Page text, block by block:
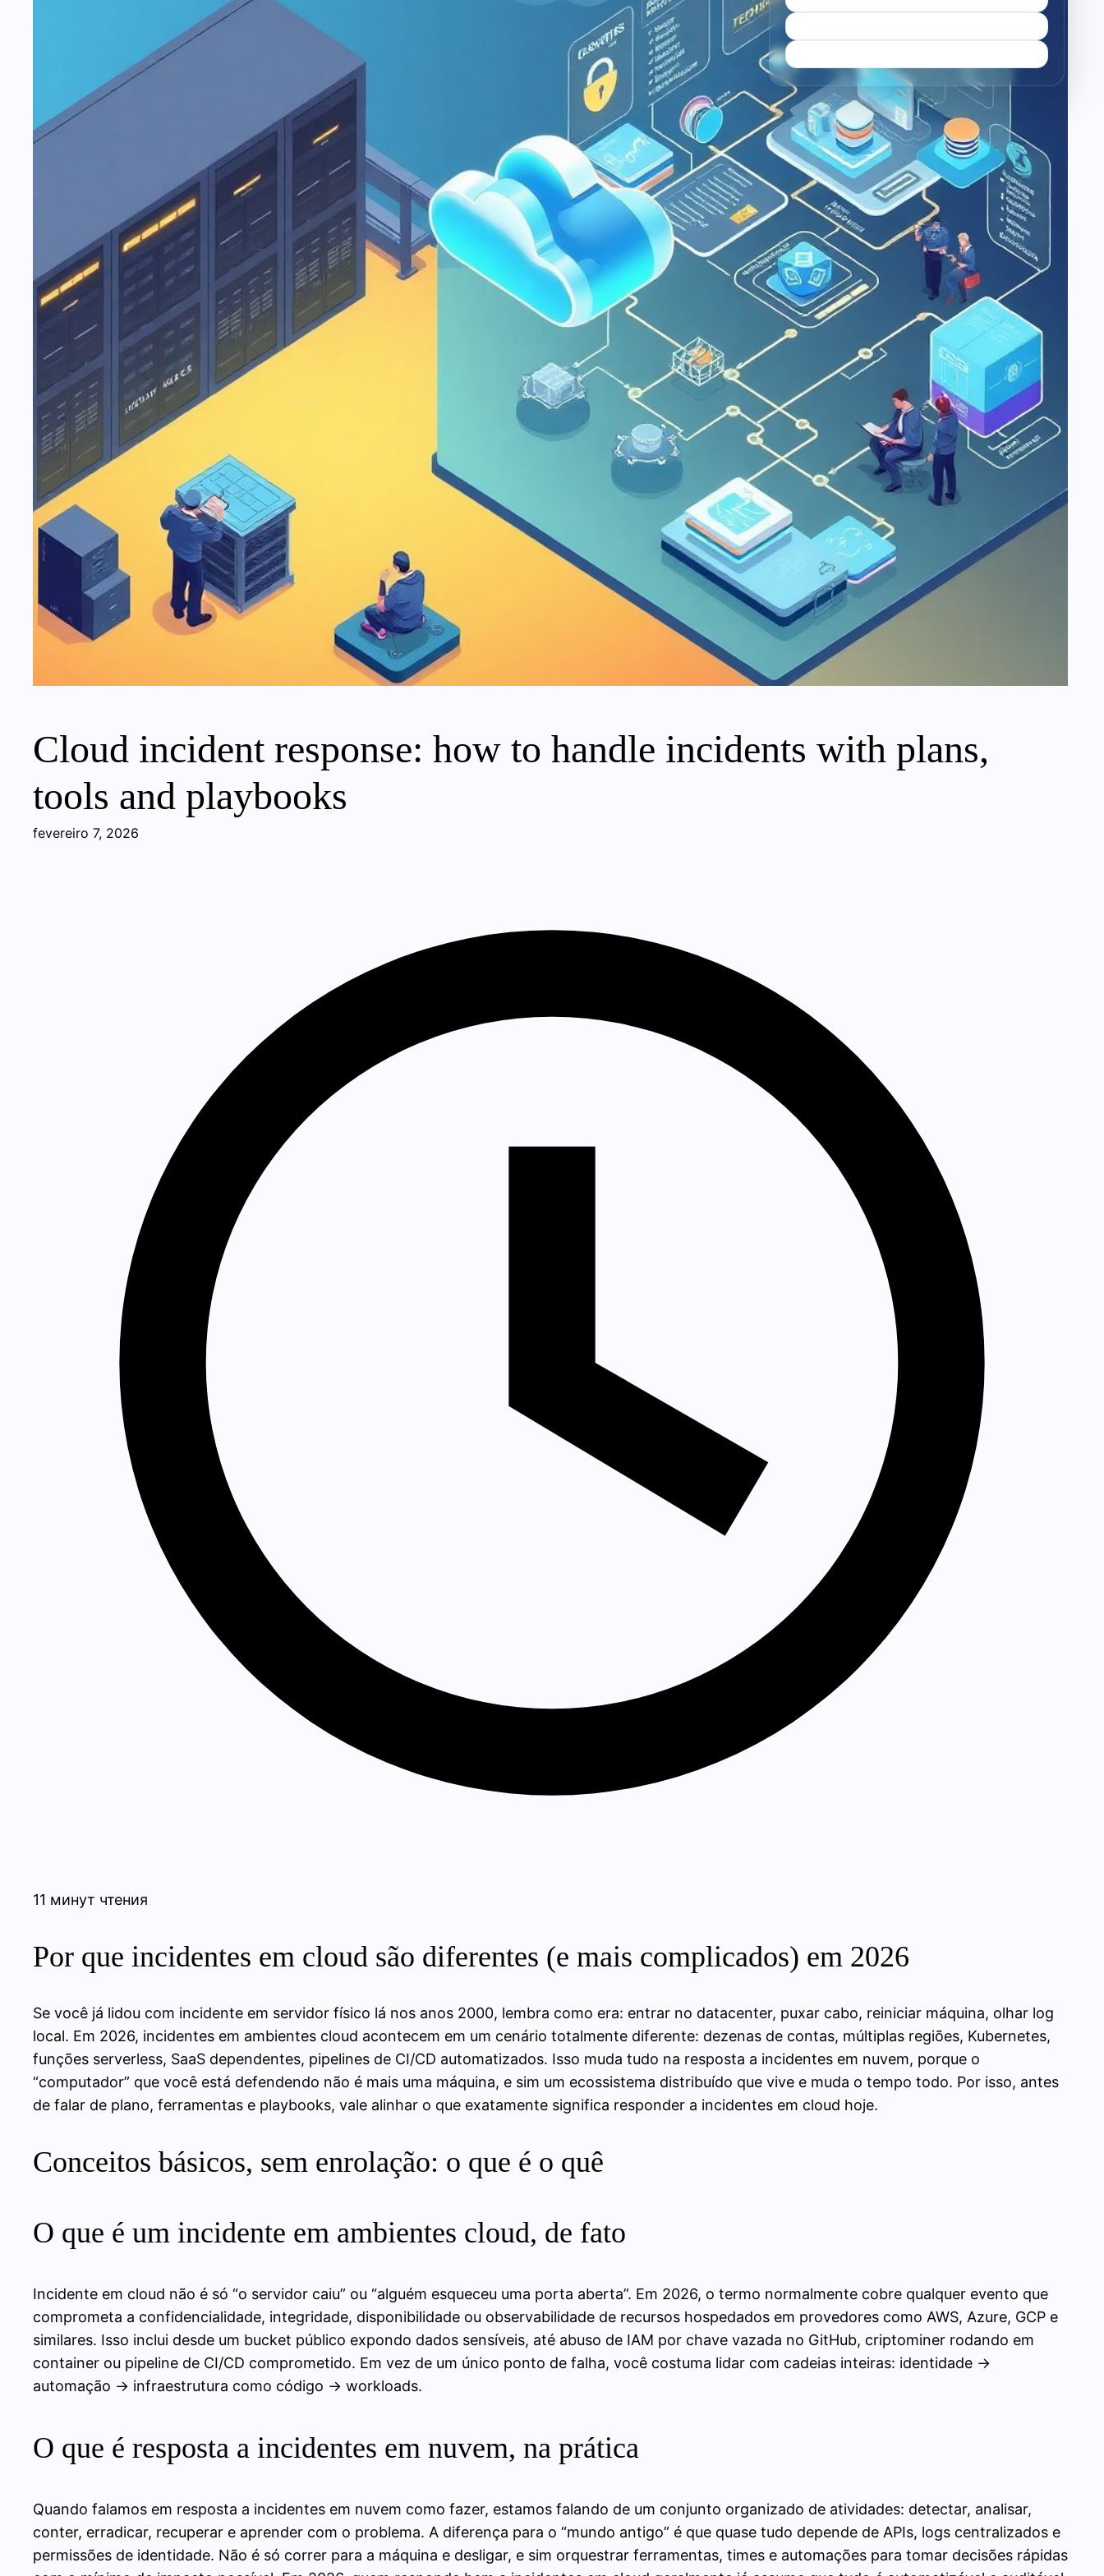
Cloud incident response: how to handle incidents with plans,
tools and playbooks
fevereiro 7, 2026
11 минут чтения
Por que incidentes em cloud são diferentes (e mais complicados) em 2026
Se você já lidou com incidente em servidor físico lá nos anos 2000, lembra como era: entrar no datacenter, puxar cabo, reiniciar máquina, olhar log
local. Em 2026, incidentes em ambientes cloud acontecem em um cenário totalmente diferente: dezenas de contas, múltiplas regiões, Kubernetes,
funções serverless, SaaS dependentes, pipelines de CI/CD automatizados. Isso muda tudo na resposta a incidentes em nuvem, porque o
“computador” que você está defendendo não é mais uma máquina, e sim um ecossistema distribuído que vive e muda o tempo todo. Por isso, antes
de falar de plano, ferramentas e playbooks, vale alinhar o que exatamente significa responder a incidentes em cloud hoje.
Conceitos básicos, sem enrolação: o que é o quê
O que é um incidente em ambientes cloud, de fato
Incidente em cloud não é só “o servidor caiu” ou “alguém esqueceu uma porta aberta”. Em 2026, o termo normalmente cobre qualquer evento que
comprometa a confidencialidade, integridade, disponibilidade ou observabilidade de recursos hospedados em provedores como AWS, Azure, GCP e
similares. Isso inclui desde um bucket público expondo dados sensíveis, até abuso de IAM por chave vazada no GitHub, criptominer rodando em
container ou pipeline de CI/CD comprometido. Em vez de um único ponto de falha, você costuma lidar com cadeias inteiras: identidade →
automação → infraestrutura como código → workloads.
O que é resposta a incidentes em nuvem, na prática
Quando falamos em resposta a incidentes em nuvem como fazer, estamos falando de um conjunto organizado de atividades: detectar, analisar,
conter, erradicar, recuperar e aprender com o problema. A diferença para o “mundo antigo” é que quase tudo depende de APIs, logs centralizados e
permissões de identidade. Não é só correr para a máquina e desligar, e sim orquestrar ferramentas, times e automações para tomar decisões rápidas